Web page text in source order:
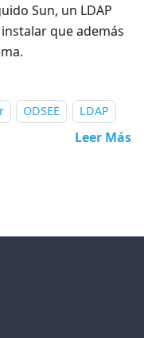
Sun, un LDAP
que además
ODSEE LDAP
Leer Más